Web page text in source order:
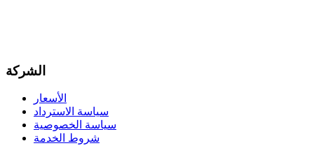
الشركة
الأسعار
سياسة الاسترداد
سياسة الخصوصية
شروط الخدمة